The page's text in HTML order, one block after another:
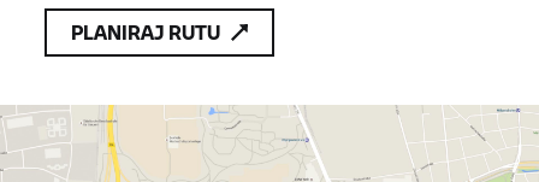
PLANIRAJ RUTU